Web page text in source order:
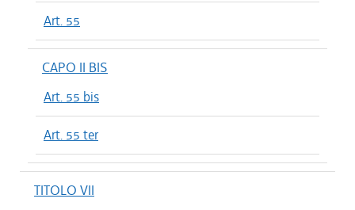
Art. 55
CAPO II BIS
Art. 55 bis
Art. 55 ter
TITOLO VII